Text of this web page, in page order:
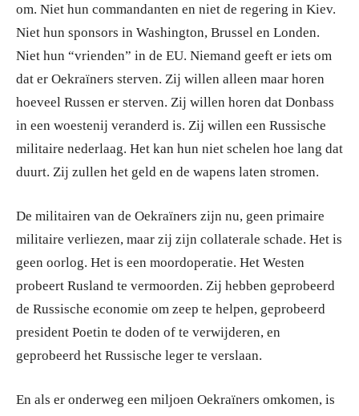
om. Niet hun commandanten en niet de regering in Kiev.
Niet hun sponsors in Washington, Brussel en Londen.
Niet hun “vrienden” in de EU. Niemand geeft er iets om
dat er Oekraïners sterven. Zij willen alleen maar horen
hoeveel Russen er sterven. Zij willen horen dat Donbass
in een woestenij veranderd is. Zij willen een Russische
militaire nederlaag. Het kan hun niet schelen hoe lang dat
duurt. Zij zullen het geld en de wapens laten stromen.
De militairen van de Oekraïners zijn nu, geen primaire
militaire verliezen, maar zij zijn collaterale schade. Het is
geen oorlog. Het is een moordoperatie. Het Westen
probeert Rusland te vermoorden. Zij hebben geprobeerd
de Russische economie om zeep te helpen, geprobeerd
president Poetin te doden of te verwijderen, en
geprobeerd het Russische leger te verslaan.
En als er onderweg een miljoen Oekraïners omkomen, is